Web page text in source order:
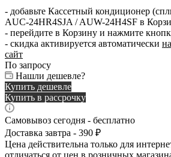
- добавьте Кассетный кондиционер
AUC-24HR4SJA / AUW-24H4SF в
- перейдите в Корзину и нажмите
- скидка активируется автоматически
сайт
По запросу
Нашли дешевле?
Купить дешевле
Купить в рассрочку
Самовывоз сегодня - бесплатно
Доставка завтра - 390 ₽
Цена действительна только для
отличаться от цен в розничных